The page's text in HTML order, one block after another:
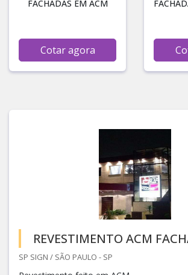
FACHADAS EM ACM
Cotar agora
REVESTIMENTO ACM
SP SIGN / SÃO PAULO - SP